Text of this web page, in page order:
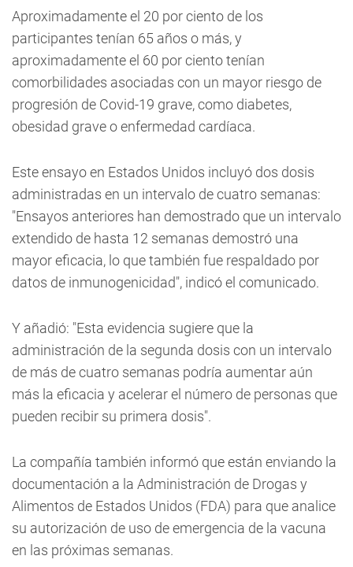
Aproximadamente el 20 por ciento de los
participantes tenían 65 años o más, y
aproximadamente el 60 por ciento tenían
comorbilidades asociadas con un mayor riesgo de
progresión de Covid-19 grave, como diabetes,
obesidad grave o enfermedad cardíaca.
Este ensayo en Estados Unidos incluyó dos dosis
administradas en un intervalo de cuatro semanas:
"Ensayos anteriores han demostrado que un intervalo
extendido de hasta 12 semanas demostró una
mayor eficacia, lo que también fue respaldado por
datos de inmunogenicidad", indicó el comunicado.
Y añadió: "Esta evidencia sugiere que la
administración de la segunda dosis con un intervalo
de más de cuatro semanas podría aumentar aún
más la eficacia y acelerar el número de personas que
pueden recibir su primera dosis".
La compañía también informó que están enviando la
documentación a la Administración de Drogas y
Alimentos de Estados Unidos (FDA) para que analice
su autorización de uso de emergencia de la vacuna
en las próximas semanas.